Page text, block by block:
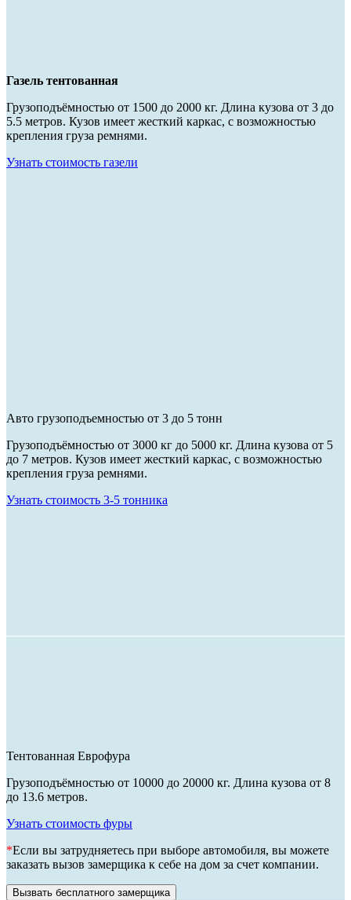
Газель тентованная
Грузоподъёмностью от 1500 до 2000 кг. Длина кузова от 3 до
5.5 метров. Кузов имеет жесткий каркас, с возможностью
крепления груза ремнями.
Узнать стоимость газели
Авто грузоподъемностью от 3 до 5 тонн
Грузоподъёмностью от 3000 кг до 5000 кг. Длина кузова от 5
до 7 метров. Кузов имеет жесткий каркас, с возможностью
крепления груза ремнями.
Узнать стоимость 3-5 тонника
Тентованная Еврофура
Грузоподъёмностью от 10000 до 20000 кг. Длина кузова от 8
до 13.6 метров.
Узнать стоимость фуры
*Если вы затрудняетесь при выборе автомобиля, вы можете
заказать вызов замерщика к себе на дом за счет компании.
Вызвать бесплатного замерщика